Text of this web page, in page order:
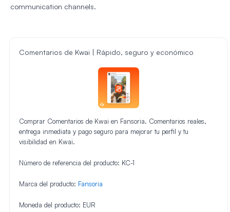
communication channels.
Comentarios de Kwai | Rápido, seguro y económico
Comprar Comentarios de Kwai en Fansoria. Comentarios reales,
entrega inmediata y pago seguro para mejorar tu perfil y tu
visibilidad en Kwai.
Número de referencia del producto: KC-1
Marca del producto: Fansoria
Moneda del producto: EUR